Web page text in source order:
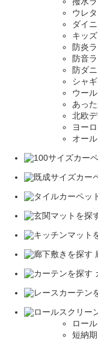
ウレ
ダイ
キッ
防炎
防音
防ダ
シャ
ウー
あっ
北欧
ヨー
オー
ロー
短納期